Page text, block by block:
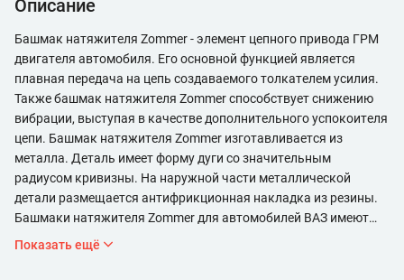
Описание
Башмак натяжителя Zommer - элемент цепного привода ГРМ
двигателя автомобиля. Его основной функцией является
плавная передача на цепь создаваемого толкателем усилия.
Также башмак натяжителя Zommer способствует снижению
вибрации, выступая в качестве дополнительного успокоителя
цепи. Башмак натяжителя Zommer изготавливается из
металла. Деталь имеет форму дуги со значительным
радиусом кривизны. На наружной части металлической
детали размещается антифрикционная накладка из резины.
Башмаки натяжителя Zommer для автомобилей ВАЗ имеют
металлический каркас и снабжены резиновой
Показать ещё